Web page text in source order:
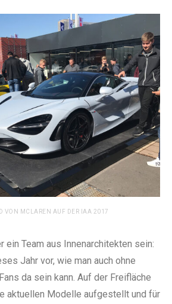
VON MCLAREN AUF DER IAA 2017
ein Team aus Innenarchitekten sein:
Jahr vor, wie man auch ohne
da sein kann. Auf der Freifläche
aktuellen Modelle aufgestellt und für